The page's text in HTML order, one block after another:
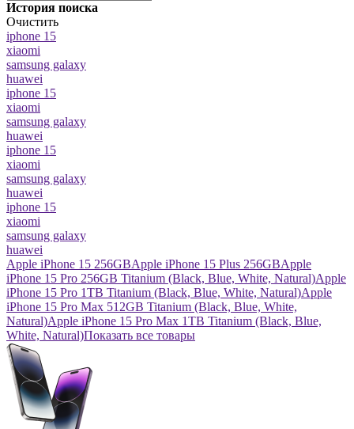
История поиска
Очистить
iphone 15
xiaomi
samsung galaxy
huawei
iphone 15
xiaomi
samsung galaxy
huawei
iphone 15
xiaomi
samsung galaxy
huawei
iphone 15
xiaomi
samsung galaxy
huawei
Apple iPhone 15 256GBApple iPhone 15 Plus 256GBApple
iPhone 15 Pro 256GB Titanium (Black, Blue, White, Natural)Apple
iPhone 15 Pro 1TB Titanium (Black, Blue, White, Natural)Apple
iPhone 15 Pro Max 512GB Titanium (Black, Blue, White,
Natural)Apple iPhone 15 Pro Max 1TB Titanium (Black, Blue,
White, Natural)Показать все товары